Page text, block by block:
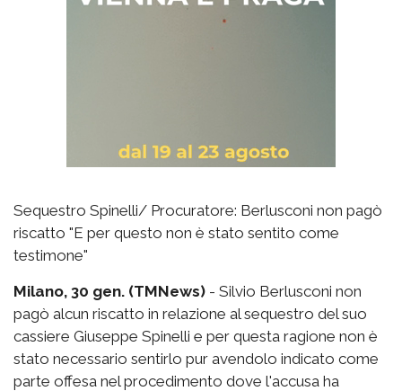
Sequestro Spinelli/ Procuratore: Berlusconi non pagò
riscatto "E per questo non è stato sentito come
testimone"
Milano, 30 gen. (TMNews) - Silvio Berlusconi non
pagò alcun riscatto in relazione al sequestro del suo
cassiere Giuseppe Spinelli e per questa ragione non è
stato necessario sentirlo pur avendolo indicato come
parte offesa nel procedimento dove l'accusa ha